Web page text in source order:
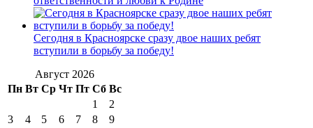
Сегодня в Красноярске сразу двое наших ребят
вступили в борьбу за победу!
Август 2026
Пн Вт Ср Чт Пт Сб Вс
1
2
3
4 5 6 7 8
9